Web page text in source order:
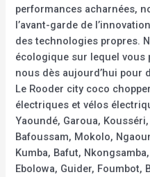
performances acharnées,
l’avant-garde de
des technologies propres.
écologique sur lequel vous
nous dès aujourd’hui pour
Le Rooder city coco
électriques et vélos
Yaoundé, Garoua,
Bafoussam, Mokolo,
Kumba, Bafut,
Ebolowa, Guider, Foumbot,